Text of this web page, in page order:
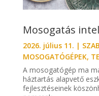
Mosogatás
2026. július 11. |
MOSOGATÓGÉPEK,
A mosogatógép ma
háztartás alapvető
fejlesztéseinek